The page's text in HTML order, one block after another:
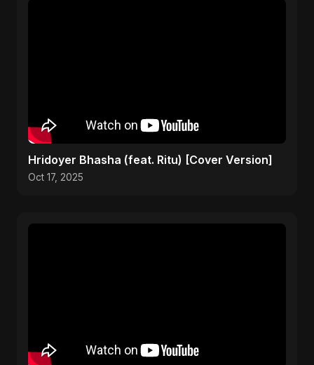
Hridoyer Bhasha (feat. Ritu) [Cover Version]
Oct 17, 2025